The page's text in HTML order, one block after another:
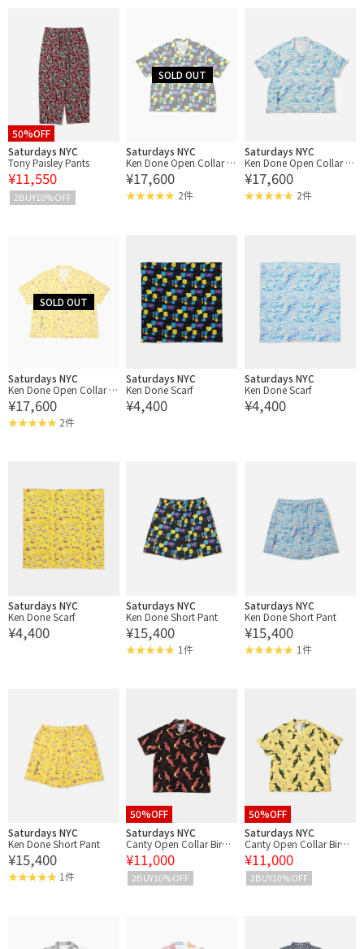
50%OFF
Saturdays NYC
Tony Paisley Pants
¥11,550
2BUY10%OFF
Saturdays NYC
Ken Done Open Collar S
S Shirt
¥17,600
2件
Saturdays NYC
Ken Done Open Collar S
S Shirt
¥17,600
2件
Saturdays NYC
Ken Done Open Collar S
S Shirt
¥17,600
2件
Saturdays NYC
Ken Done Scarf
¥4,400
Saturdays NYC
Ken Done Scarf
¥4,400
Saturdays NYC
Ken Done Scarf
¥4,400
Saturdays NYC
Ken Done Short Pant
¥15,400
1件
Saturdays NYC
Ken Done Short Pant
¥15,400
1件
Saturdays NYC
Ken Done Short Pant
¥15,400
1件
50%OFF
Saturdays NYC
Canty Open Collar Bird
Printed SS Shirt
¥11,000
2BUY10%OFF
50%OFF
Saturdays NYC
Canty Open Collar Bird
Printed SS Shirt
¥11,000
2BUY10%OFF